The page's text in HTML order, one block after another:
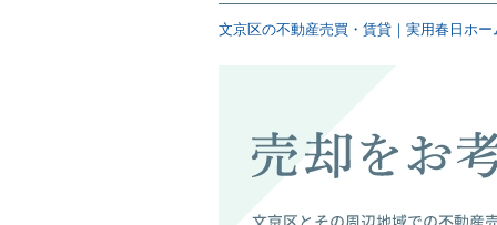
文京区の不動産売買・賃貸｜実用春日ホー